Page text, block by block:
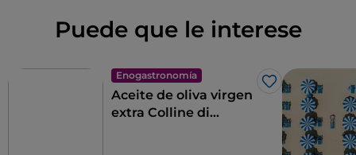
Puede que le interese
Enogastronomía
Me gusta
Aceite de oliva virgen
extra Colline di